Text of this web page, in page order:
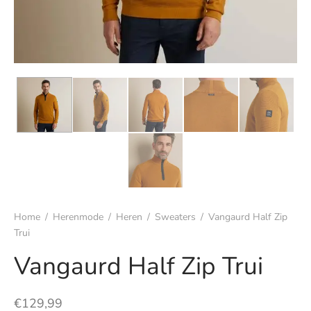
Home / Herenmode / Heren / Sweaters / Vangaurd Half Zip
Trui
Vangaurd Half Zip Trui
€129,99
& nachtmode
& t-shirts
& vesten